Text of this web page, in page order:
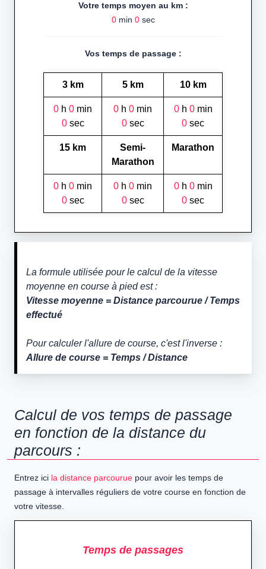
Votre temps moyen au km :
0min 0sec
Vos temps de passage :
3 km 5 km 10 km
0 h 0 min
0sec
0 h 0 min
0sec
0h 0min
0 sec
15 km
Semi-
Marathon
Marathon
0 h 0 min
0sec
0 h 0 min
0sec
0h 0min
0 sec
La formule utilisée pour le calcul de la vitesse
moyenne en course à pied est :
Vitesse moyenne = Distance parcourue / Temps
effectué
Pour calculer l'allure de course, c'est l'inverse :
Allure de course = Temps / Distance
Calcul de vos temps de passage
en fonction de la distance du
parcours :
Entrez ici la distance parcourue pour avoir les temps de
passage à intervalles réguliers de votre course en fonction de
votre vitesse.
Temps de passages